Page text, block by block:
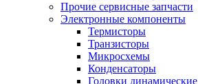
Прочие сервисные запчасти
Электронные компоненты
Термисторы
Транзисторы
Микросхемы
Конденсаторы
Головки динамические